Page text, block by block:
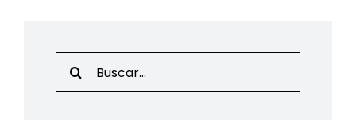
Search